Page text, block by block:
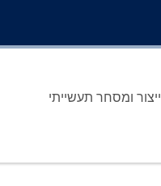
ייצור ומסחר תעשייתי